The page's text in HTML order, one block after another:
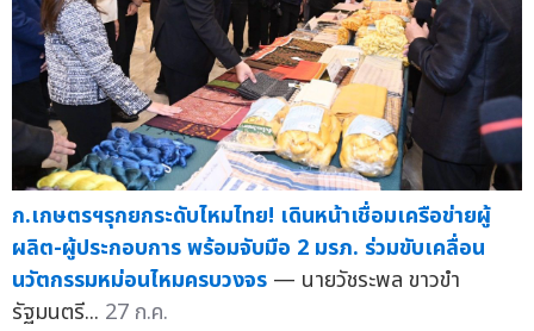
ก.เกษตรฯรุกยกระดับไหมไทย! เดินหน้าเชื่อมเครือข่ายผู้
ผลิต-ผู้ประกอบการ พร้อมจับมือ 2 มรภ. ร่วมขับเคลื่อน
นวัตกรรมหม่อนไหมครบวงจร — นายวัชระพล ขาวขำ
รัฐมนตรี... 27 ก.ค.